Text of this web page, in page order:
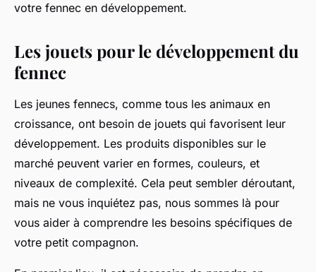
votre fennec en développement.
Les jouets pour le développement du
fennec
Les jeunes fennecs, comme tous les animaux en
croissance, ont besoin de jouets qui favorisent leur
développement. Les produits disponibles sur le
marché peuvent varier en formes, couleurs, et
niveaux de complexité. Cela peut sembler déroutant,
mais ne vous inquiétez pas, nous sommes là pour
vous aider à comprendre les besoins spécifiques de
votre petit compagnon.